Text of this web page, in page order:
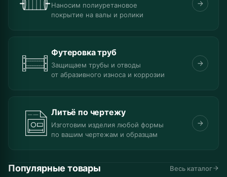
Наносим полиуретановое
покрытие на валы и ролики
Футеровка труб
Защищаем трубы и отводы
от абразивного износа и коррозии
Литьё по чертежу
Изготовим изделия любой формы
по вашим чертежам и образцам
Популярные товары Весь каталог